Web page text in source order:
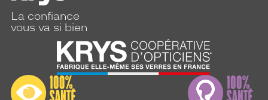
La confiance
vous va si bien